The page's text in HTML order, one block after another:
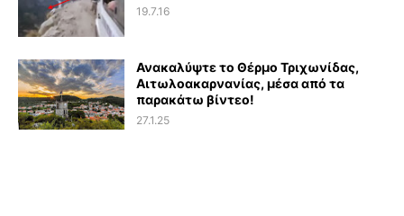
19.7.16
Ανακαλύψτε το Θέρμο Τριχωνίδας,
Αιτωλοακαρνανίας, μέσα από τα
παρακάτω βίντεο!
27.1.25